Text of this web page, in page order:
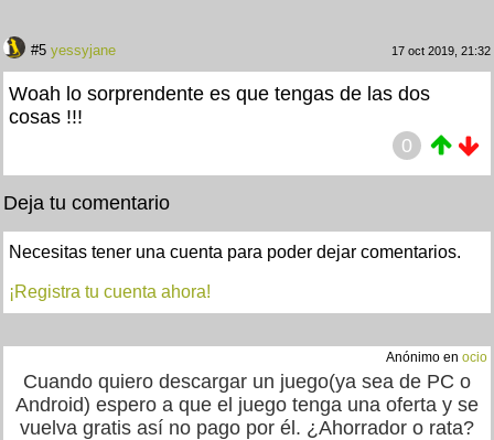
#5 yessyjane 17 oct 2019, 21:32
Woah lo sorprendente es que tengas de las dos
cosas !!!
0
Deja tu comentario
Necesitas tener una cuenta para poder dejar comentarios.
¡Registra tu cuenta ahora!
Anónimo en ocio
Cuando quiero descargar un juego(ya sea de PC o
Android) espero a que el juego tenga una oferta y se
vuelva gratis así no pago por él. ¿Ahorrador o rata?